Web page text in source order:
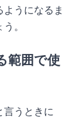
うになるま
。
範囲で使
言うときに